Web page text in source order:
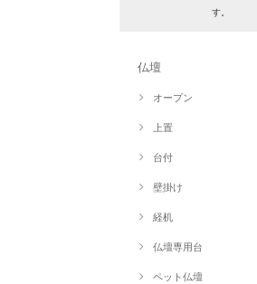
す。
仏壇
オープン
上置
台付
壁掛け
経机
仏壇専用台
ペット仏壇